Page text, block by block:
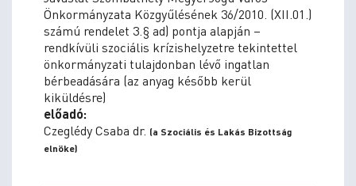
Önkormányzata Közgyűlésének 36/2010. (XII.01.)
számú rendelet 3.§ ad) pontja alapján –
rendkívüli szociális krízishelyzetre tekintettel
önkormányzati tulajdonban lévő ingatlan
bérbeadására (az anyag később kerül
kiküldésre)
előadó:
Czeglédy Csaba dr. (a Szociális és Lakás Bizottság
elnöke)